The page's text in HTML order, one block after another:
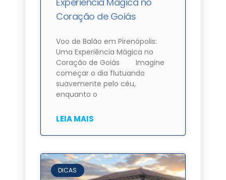
Coração de Goiás
Voo de Balão em Pirenópolis:
Uma Experiência Mágica no
Coração de Goiás Imagine
começar o dia flutuando
suavemente pelo céu,
enquanto o
LEIA MAIS
DICAS